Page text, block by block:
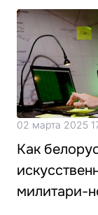
02 марта 2025
Как
милитари-